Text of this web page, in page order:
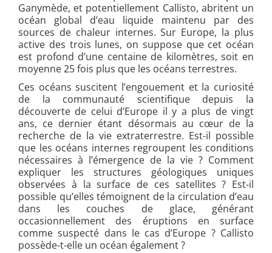
Ganymède, et potentiellement Callisto, abritent un
océan global d’eau liquide maintenu par des
sources de chaleur internes. Sur Europe, la plus
active des trois lunes, on suppose que cet océan
est profond d’une centaine de kilomètres, soit en
moyenne 25 fois plus que les océans terrestres.
Ces océans suscitent l’engouement et la curiosité
de la communauté scientifique depuis la
découverte de celui d’Europe il y a plus de vingt
ans, ce dernier étant désormais au cœur de la
recherche de la vie extraterrestre. Est-il possible
que les océans internes regroupent les conditions
nécessaires à l’émergence de la vie ? Comment
expliquer les structures géologiques uniques
observées à la surface de ces satellites ? Est-il
possible qu’elles témoignent de la circulation d’eau
dans les couches de glace, générant
occasionnellement des éruptions en surface
comme suspecté dans le cas d’Europe ? Callisto
possède-t-elle un océan également ?